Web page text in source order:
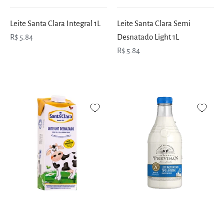
Leite Santa Clara Integral 1L
R$ 5.84
Leite Santa Clara Semi
Desnatado Light 1L
R$ 5.84